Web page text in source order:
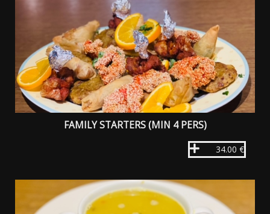
FAMILY STARTERS (MIN 4 PERS)
34.00 €